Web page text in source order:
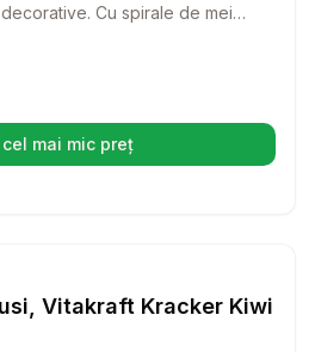
Cu spirale de mei
tale.
mai mic preț
(se deschide într-o filă nouă)
Batoane Pasari
Vitakraft Kracker Kiwi